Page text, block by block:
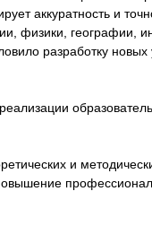
аккуратность и
физики,
разработку
и